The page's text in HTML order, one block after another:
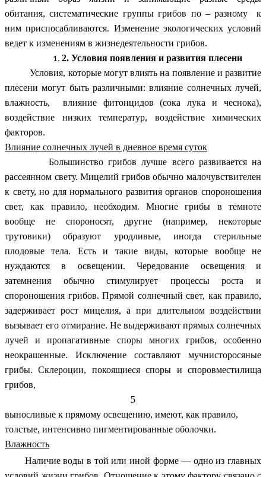
обитания, систематические группы грибов по – разному к
ним приспосабливаются. Изменение экологических условий
ведет к изменениям в жизнедеятельности грибов.
2. Условия появления и развития плесени
Условия, которые могут влиять на появление и развитие
плесени могут быть различными: влияние солнечных лучей,
влажность, влияние фитонцидов (сока лука и чеснока),
воздействие низких температур, воздействие химических
факторов.
Влияние солнечных лучей в дневное время суток
Большинство грибов лучше всего развивается на
рассеянном свету. Мицелий грибов обычно малочувствителен
к свету, но для нормального развития органов спороношения
свет, как правило, необходим. Многие грибы в темноте
вообще не спороносят, другие (например, некоторые
трутовики) образуют уродливые, иногда стерильные
плодовые тела. Есть и такие виды, которые вообще не
нуждаются в освещении. Чередование освещения и
затемнения обычно стимулирует процессы роста и
спороношения грибов. Прямой солнечный свет, как правило,
задерживает рост мицелия, а при длительном воздействии
вызывает его отмирание. Не выдерживают прямых солнечных
лучей и пропагативные споры многих грибов, особенно
неокрашенные. Исключение составляют мучнисторосяные
грибы. Склероции, покоящиеся споры и споровместилища
грибов,
5
выносливые к прямому освещению, имеют, как правило,
толстые, интенсивно пигментированные оболочки.
Влажность
Наличие воды в той или иной форме — одно из главных